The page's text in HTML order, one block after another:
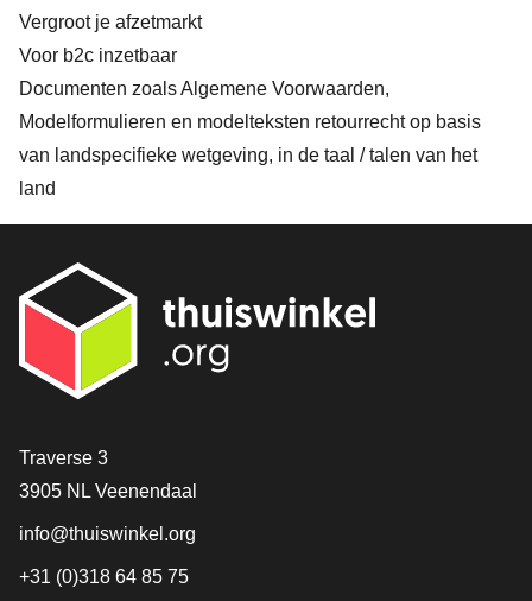
Vergroot je afzetmarkt
Voor b2c inzetbaar
Documenten zoals Algemene Voorwaarden,
Modelformulieren en modelteksten retourrecht op basis
van landspecifieke wetgeving, in de taal / talen van het
land
Contact
Traverse 3
3905 NL Veenendaal
info@thuiswinkel.org
+31 (0)318 64 85 75